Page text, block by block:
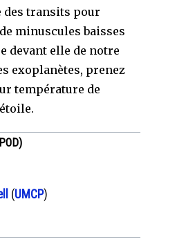
des transits pour
minuscules baisses
devant elle de notre
exoplanètes, prenez
température de
(UMCP)